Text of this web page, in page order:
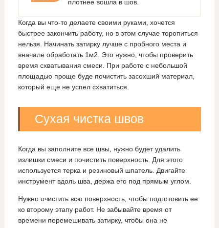
плотнее вошла в шов.
Когда вы что-то делаете своими руками, хочется
быстрее закончить работу, но в этом случае торопиться
нельзя. Начинать затирку лучше с пробного места и
вначале обработать 1м2. Это нужно, чтобы проверить
время схватывания смеси. При работе с небольшой
площадью проще буде почистить засохший материал,
который еще не успел схватиться.
Сухая чистка швов
Когда вы заполните все швы, нужно будет удалить
излишки смеси и почистить поверхность. Для этого
используется терка и резиновый шпатель. Двигайте
инструмент вдоль шва, держа его под прямым углом.
Нужно очистить всю поверхность, чтобы подготовить ее
ко второму этапу работ. Не забывайте время от
времени перемешивать затирку, чтобы она не